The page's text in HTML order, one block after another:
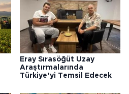
Eray Sırasöğüt Uzay
Araştırmalarında
Türkiye’yi Temsil Edecek